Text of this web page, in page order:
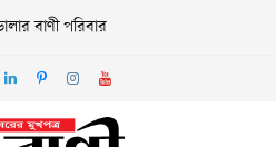
বাণী পরিবার